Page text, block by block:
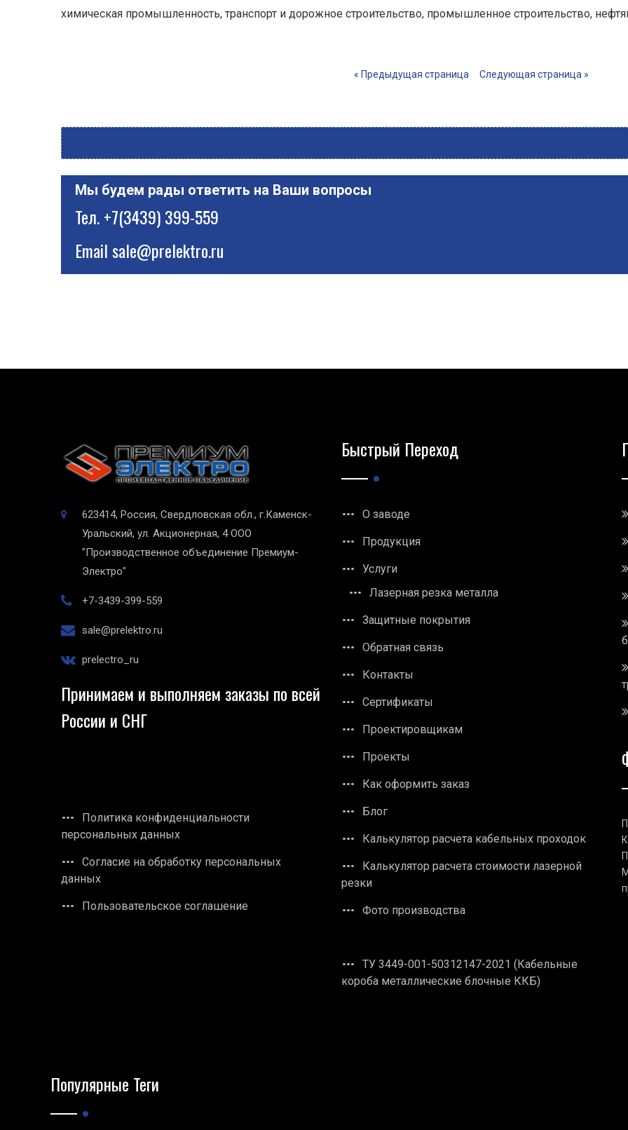
химическая промышленность, транспорт и дорожное строительство, промышленное строительство,
« Предыдущая страница Следующая страница »
Мы будем рады ответить на Ваши вопросы
Тел.+7(3439) 399-559
Emailsale@prelektro.ru
623414, Россия, Свердловская обл., г.Каменск-
Уральский, ул. Акционерная, 4 ООО
"Производственное объединение Премиум-
Электро"
+7-3439-399-559
sale@prelektro.ru
prelectro_ru
Принимаем и выполняем заказы по всей
России и СНГ
Политика конфиденциальности
персональных данных
Согласие на обработку персональных
данных
Пользовательское соглашение
Быстрый Переход
О заводе
Продукция
Услуги
Лазерная резка металла
Защитные покрытия
Обратная связь
Контакты
Сертификаты
Проектировщикам
Проекты
Как оформить заказ
Блог
Калькулятор расчета кабельных проходок
Калькулятор расчета стоимости лазерной
резки
Фото производства
ТУ 3449-001-50312147-2021 (Кабельные
короба металлические блочные ККБ)
Популярные Теги